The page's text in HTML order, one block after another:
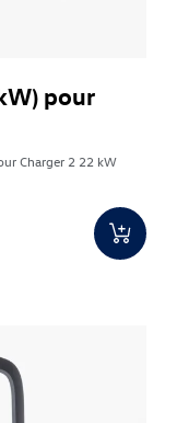
pour
Charger 2 22 kW